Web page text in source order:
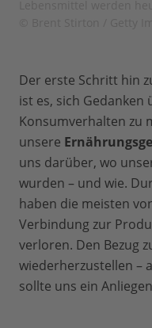
Der erste Schritt hin
ist es, sich Gedanken
Konsumverhalten zu
unsere
uns darüber, wo
wurden – und wie.
haben die meisten
Verbindung zur
verloren. Den Bezug
wiederherzustellen –
sollte uns ein